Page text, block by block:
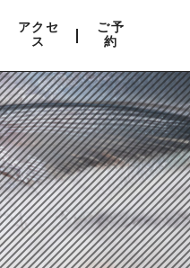
アクセ
ス
ご予
約